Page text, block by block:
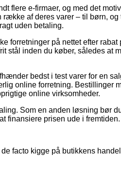
flere e-firmaer, og med det
af deres varer – til børn, og
uden betaling.
forretninger på nettet efter rabat
stål inden du køber, således at
bedst i test varer for en
online forretning. Bestillinger
online virksomheder.
Som en anden løsning bør
finansiere prisen ude i fremtiden.
facto kigge på butikkens